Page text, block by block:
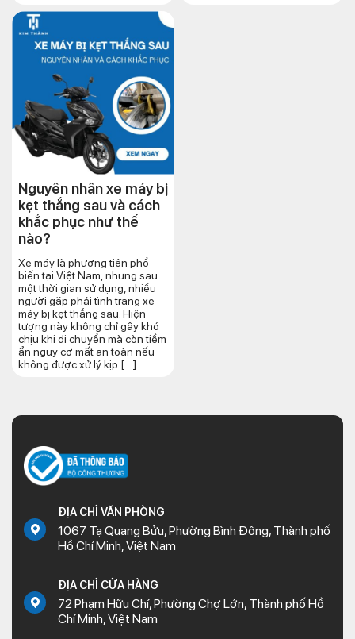
Nguyên nhân xe máy bị
kẹt thắng sau và cách
khắc phục như thế
nào?
Xe máy là phương tiện phổ
biến tại Việt Nam, nhưng sau
một thời gian sử dụng, nhiều
người gặp phải tình trạng xe
máy bị kẹt thắng sau. Hiện
tượng này không chỉ gây khó
chịu khi di chuyển mà còn tiềm
ẩn nguy cơ mất an toàn nếu
không được xử lý kịp […]
ĐỊA CHỈ VĂN PHÒNG
1067 Tạ Quang Bửu, Phường Bình Đông, Thành phố
Hồ Chí Minh, Việt Nam
ĐỊA CHỈ CỬA HÀNG
72 Phạm Hữu Chí, Phường Chợ Lớn, Thành phố Hồ
Chí Minh, Việt Nam